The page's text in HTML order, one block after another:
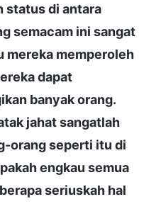
status di antara
semacam ini sangat
mereka memperoleh
dapat
banyak orang.
jahat sangatlah
orang seperti itu di
engkau semua
seriuskah hal